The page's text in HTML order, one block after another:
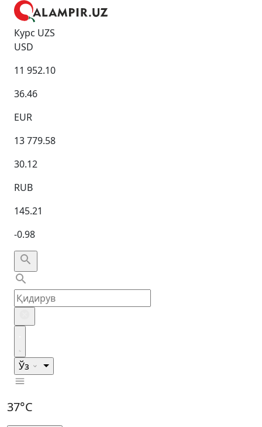
Курс UZS
USD
11 952.10
36.46
EUR
13 779.58
30.12
RUB
145.21
-0.98
Ўз
37°C